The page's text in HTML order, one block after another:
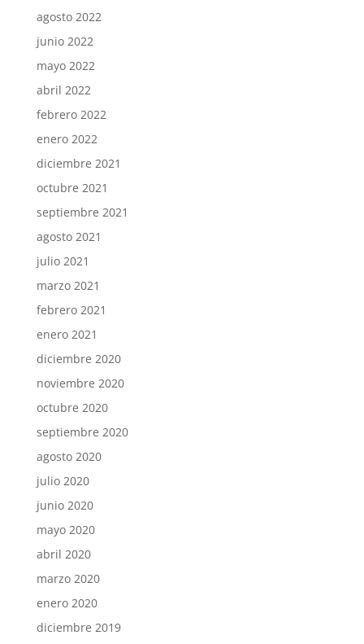
agosto 2022
junio 2022
mayo 2022
abril 2022
febrero 2022
enero 2022
diciembre 2021
octubre 2021
septiembre 2021
agosto 2021
julio 2021
marzo 2021
febrero 2021
enero 2021
diciembre 2020
noviembre 2020
octubre 2020
septiembre 2020
agosto 2020
julio 2020
junio 2020
mayo 2020
abril 2020
marzo 2020
enero 2020
diciembre 2019